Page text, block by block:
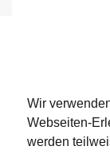
Wir
Webseiten-
werden